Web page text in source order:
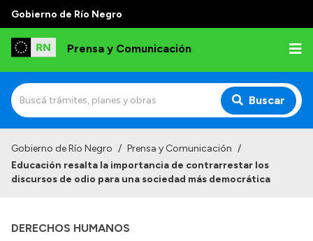
Gobierno de Río Negro
Prensa y Comunicación
Buscar
Institucional
Referentes de prensa
Gobierno de Río Negro / Prensa y Comunicación /
Educación resalta la importancia de contrarrestar los
discursos de odio para una sociedad más democrática
DERECHOS HUMANOS